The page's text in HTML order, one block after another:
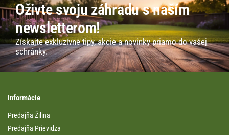
Oživte svoju záhradu s naším
newsletterom!
Získajte exkluzívne tipy, akcie a novinky priamo do vašej
schránky.
Informácie
Predajňa Žilina
Predajňa Prievidza